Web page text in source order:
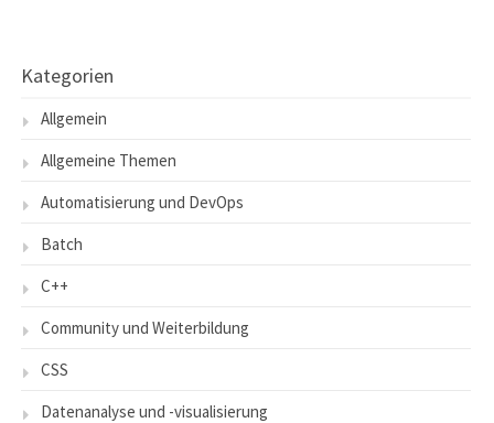
Kategorien
Allgemein
Allgemeine Themen
Automatisierung und DevOps
Batch
C++
Community und Weiterbildung
CSS
Datenanalyse und -visualisierung